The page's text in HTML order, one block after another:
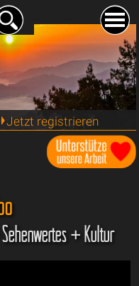
Jetzt registrieren
+ Kultur